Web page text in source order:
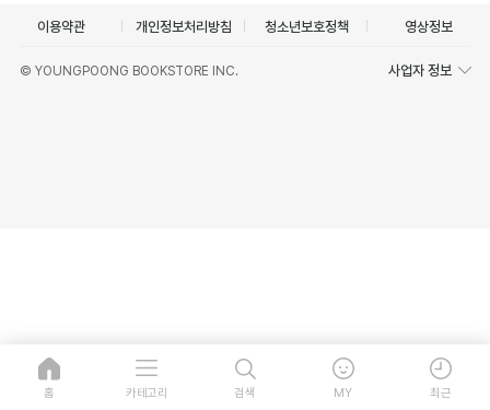
이용약관 개인정보처리방침 청소년보호정책 영상정보
© YOUNGPOONG BOOKSTORE INC. 사업자 정보
홈 카테고리 검색 MY 최근